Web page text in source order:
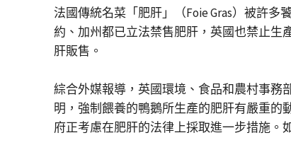
法國傳統名菜「肥肝」（Foie Gras）被許
約、加州都已立法禁售肥肝，英國也禁止生
肝販售。
綜合外媒報導，英國環境、食品和農村事務
明，強制餵養的鴨鵝所生產的肥肝有嚴重
府正考慮在肥肝的法律上採取進一步措施。